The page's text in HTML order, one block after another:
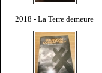
2018 - La Terre demeure